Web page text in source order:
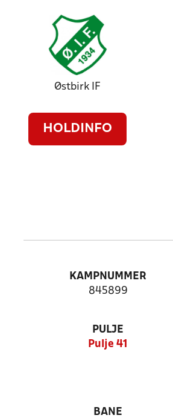
Østbirk IF
HOLDINFO
KAMPNUMMER
845899
PULJE
Pulje 41
BANE